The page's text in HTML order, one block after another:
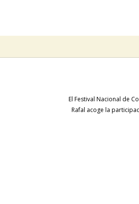
El Festival Nacional de
Rafal acoge la